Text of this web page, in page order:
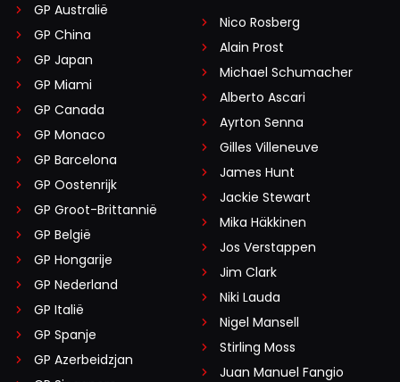
GP Australië
GP China
GP Japan
GP Miami
GP Canada
GP Monaco
GP Barcelona
GP Oostenrijk
GP Groot-Brittannië
GP België
GP Hongarije
GP Nederland
GP Italië
GP Spanje
GP Azerbeidzjan
Nico Rosberg
Alain Prost
Michael Schumacher
Alberto Ascari
Ayrton Senna
Gilles Villeneuve
James Hunt
Jackie Stewart
Mika Häkkinen
Jos Verstappen
Jim Clark
Niki Lauda
Nigel Mansell
Stirling Moss
Juan Manuel Fangio